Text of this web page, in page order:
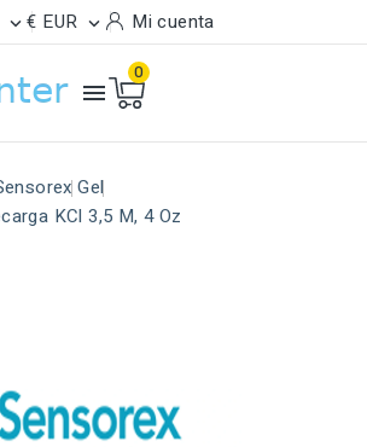
€ EUR  Mi cuenta

0
Gel
KCl 3,5 M, 4 Oz